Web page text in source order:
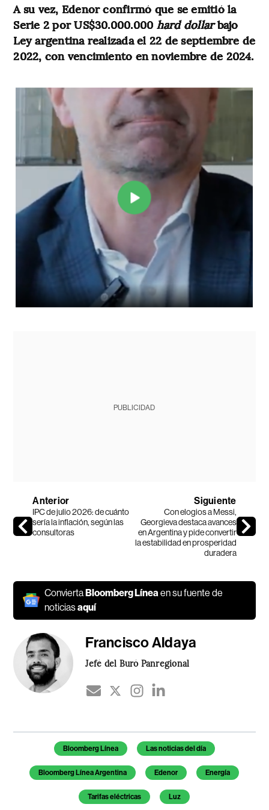
A su vez, Edenor confirmó que se emitió la
Serie 2 por US$30.000.000 hard dollarbajo
Ley argentina realizada el 22 de septiembre de
2022, con vencimiento en noviembre de 2024.
PUBLICIDAD
Anterior
IPC de julio 2026: de cuánto
sería la inflación, según las
consultoras
Siguiente
Con elogios a Messi,
Georgieva destaca avances
en Argentina y pide convertir
la estabilidad en prosperidad
duradera
ConviertaBloomberg Líneaen su fuente de
noticiasaquí
Francisco Aldaya
Jefé del Buró Panregional
Temas de este artículo
Bloomberg Línea Las noticias del día
Bloomberg Línea Argentina Edenor Energía
Tarifas eléctricas Luz